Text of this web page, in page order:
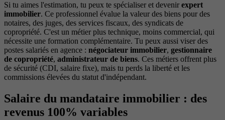
Si tu aimes l'estimation, tu peux te spécialiser et devenir expert
immobilier. Ce professionnel évalue la valeur des biens pour des
notaires, des juges, des services fiscaux, des syndicats de
copropriété. C'est un métier plus technique, moins commercial, qui
nécessite une formation complémentaire. Tu peux aussi viser des
postes salariés en agence : négociateur immobilier, gestionnaire
de copropriété, administrateur de biens. Ces métiers offrent plus
de sécurité (CDI, salaire fixe), mais tu perds la liberté et les
commissions élevées du statut d'indépendant.
Salaire du mandataire immobilier : des
revenus 100% variables